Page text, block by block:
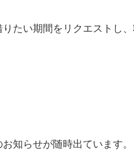
たい期間をリクエストし
知らせが随時出ています。